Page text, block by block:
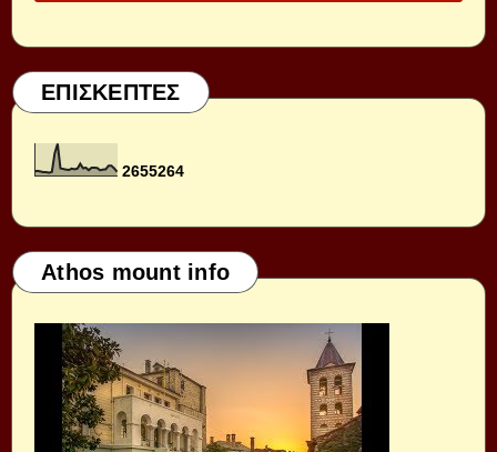
ΕΠΙΣΚΕΠΤΕΣ
2655264
Athos mount info